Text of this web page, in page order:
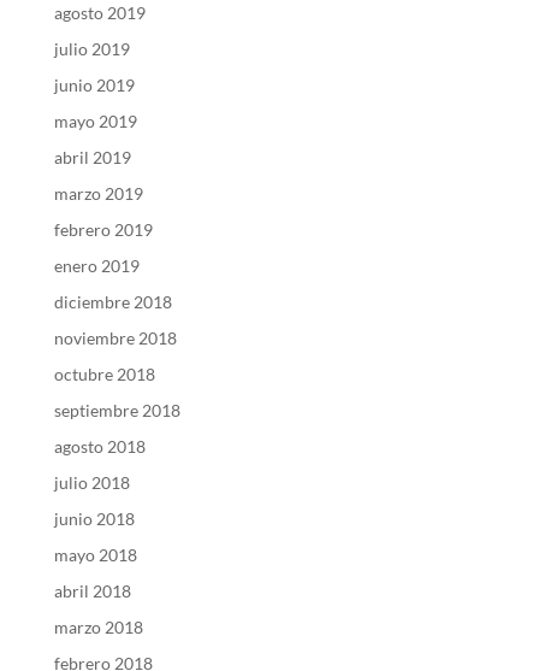
agosto 2019
julio 2019
junio 2019
mayo 2019
abril 2019
marzo 2019
febrero 2019
enero 2019
diciembre 2018
noviembre 2018
octubre 2018
septiembre 2018
agosto 2018
julio 2018
junio 2018
mayo 2018
abril 2018
marzo 2018
febrero 2018